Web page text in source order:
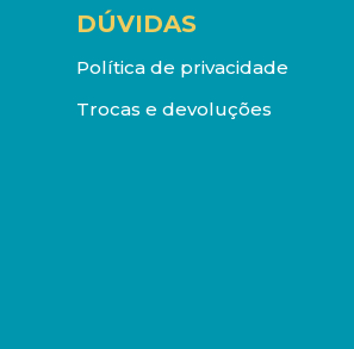
DÚVIDAS
Política de privacidade
Trocas e devoluções